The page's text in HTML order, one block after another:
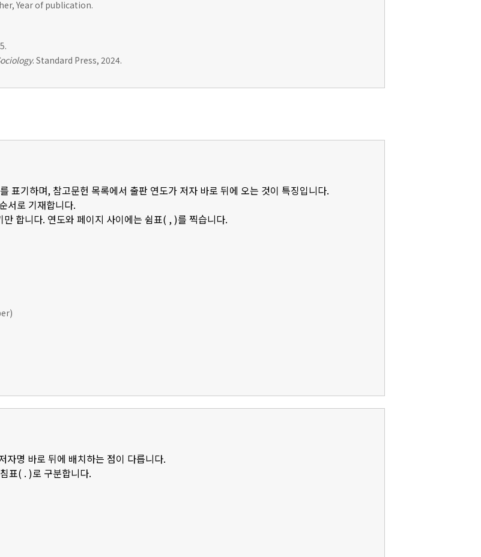
Year of publication.
. Standard Press, 2024.
표기하며, 참고문헌 목록에서 출판 연도가 저자 바로 뒤에 오는 것이 특징입니다.
서로 기재합니다.
합니다. 연도와 페이지 사이에는 쉼표( , )를 찍습니다.
자명 바로 뒤에 배치하는 점이 다릅니다.
표( . )로 구분합니다.